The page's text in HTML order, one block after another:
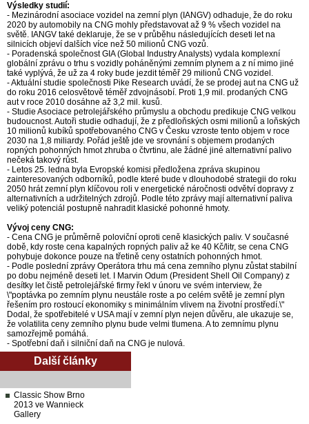
Výsledky studií:
- Mezinárodní asociace vozidel na zemní plyn (IANGV) odhaduje, že do roku
2020 by automobily na CNG mohly představovat až 9 % všech vozidel na
světě. IANGV také deklaruje, že se v průběhu následujících deseti let na
silnicích objeví dalších více než 50 milionů CNG vozů.
- Poradenská společnost GIA (Global Industry Analysts) vydala komplexní
globální zprávu o trhu s vozidly poháněnými zemním plynem a z ní mimo jiné
také vyplývá, že už za 4 roky bude jezdit téměř 29 milionů CNG vozidel.
- Aktuální studie společnosti Pike Research uvádí, že se prodej aut na CNG už
do roku 2016 celosvětově téměř zdvojnásobí. Proti 1,9 mil. prodaných CNG
aut v roce 2010 dosáhne až 3,2 mil. kusů.
- Studie Asociace petrolejářského průmyslu a obchodu predikuje CNG velkou
budoucnost. Autoři studie odhadují, že z předloňských osmi milionů a loňských
10 milionů kubíků spotřebovaného CNG v Česku vzroste tento objem v roce
2030 na 1,8 miliardy. Pořád ještě jde ve srovnání s objemem prodaných
ropných pohonných hmot zhruba o čtvrtinu, ale žádné jiné alternativní palivo
nečeká takový růst.
- Letos 25. ledna byla Evropské komisi předložena zpráva skupinou
zainteresovaných odborníků, podle které bude v dlouhodobé strategii do roku
2050 hrát zemní plyn klíčovou roli v energetické náročnosti odvětví dopravy z
alternativních a udržitelných zdrojů. Podle této zprávy mají alternativní paliva
veliký potenciál postupně nahradit klasické pohonné hmoty.
Vývoj ceny CNG:
- Cena CNG je průměrně poloviční oproti ceně klasických paliv. V současné
době, kdy roste cena kapalných ropných paliv až ke 40 Kč/litr, se cena CNG
pohybuje dokonce pouze na třetině ceny ostatních pohonných hmot.
- Podle poslední zprávy Operátora trhu má cena zemního plynu zůstat stabilní
po dobu nejméně deseti let. I Marvin Odum (President Shell Oil Company) z
desítky let čistě petrolejářské firmy řekl v únoru ve svém interview, že
\"poptávka po zemním plynu neustále roste a po celém světě je zemní plyn
řešením pro rostoucí ekonomiky s minimálním vlivem na životní prostředí.\"
Dodal, že spotřebitelé v USA mají v zemní plyn nejen důvěru, ale ukazuje se,
že volatilita ceny zemního plynu bude velmi tlumena. A to zemnímu plynu
samozřejmě pomáhá.
- Spotřební daň i silniční daň na CNG je nulová.
Další články
Classic Show Brno
2013 ve Wannieck
Gallery